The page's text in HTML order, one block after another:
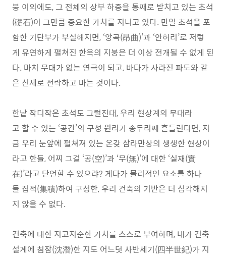
붕 이외에도, 그 전체의 상부 하중을 통째로 받치고 있는 초석
(礎石)이 그만큼 중요한 가치를 지니고 있다. 만일 초석을 포
함한 기단부가 부실해지면, ‘앙곡(昂曲)’과 ‘안허리’로 저렇
게 유연하게 펼쳐진 한옥의 지붕은 더 이상 전개될 수 없게 된
다. 마치 무대가 없는 연극이 되고, 바다가 사라진 파도와 같
은 신세로 전락하고 마는 것이다.
한낱 작디작은 초석도 그럴진대, 우리 현상계의 무대라
고 할 수 있는 ‘공간’의 구성 원리가 송두리째 흔들린다면, 지
금 우리 눈앞에 펼쳐져 있는 온갖 삼라만상의 생생한 현상이
라고 한들, 어찌 그걸 ‘공(空)’과 ‘무(無)’에 대한 ‘실재(實
在)’라고 단언할 수 있으랴? 게다가 물리적인 요소를 하나
둘 집적(集積)하여 구성한, 우리 건축의 기반은 더 심각해지
지 않을 수 없다.
건축에 대한 지고지순한 가치를 스스로 부여하며, 내가 건축
설계에 침잠(沈潛)한 지도 어느덧 사반세기(四半世紀)가 지